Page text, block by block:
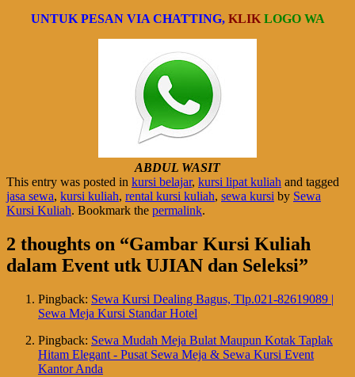
UNTUK PESAN VIA CHATTING,KLIK LOGO WA
ABDUL WASIT
This entry was posted in kursi belajar, kursi lipat kuliah and tagged
jasa sewa, kursi kuliah, rental kursi kuliah, sewa kursi by Sewa
Kursi Kuliah. Bookmark the permalink.
2 thoughts on “Gambar Kursi Kuliah
dalam Event utk UJIAN dan Seleksi”
Pingback: Sewa Kursi Dealing Bagus, Tlp.021-82619089 |
Sewa Meja Kursi Standar Hotel
Pingback: Sewa Mudah Meja Bulat Maupun Kotak Taplak
Hitam Elegant - Pusat Sewa Meja & Sewa Kursi Event
Kantor Anda